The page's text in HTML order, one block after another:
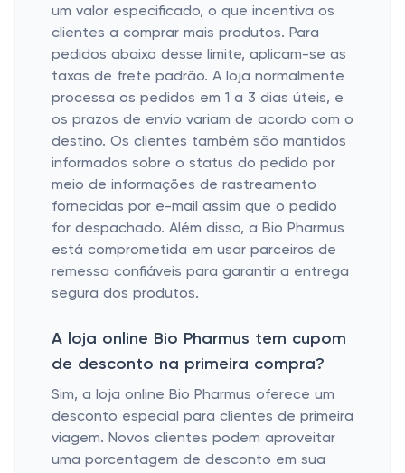
um valor especificado, o que incentiva os
clientes a comprar mais produtos. Para
pedidos abaixo desse limite, aplicam-se as
taxas de frete padrão. A loja normalmente
processa os pedidos em 1 a 3 dias úteis, e
os prazos de envio variam de acordo com o
destino. Os clientes também são mantidos
informados sobre o status do pedido por
meio de informações de rastreamento
fornecidas por e-mail assim que o pedido
for despachado. Além disso, a Bio Pharmus
está comprometida em usar parceiros de
remessa confiáveis ​​para garantir a entrega
segura dos produtos.
A loja online Bio Pharmus tem cupom
de desconto na primeira compra?
Sim, a loja online Bio Pharmus oferece um
desconto especial para clientes de primeira
viagem. Novos clientes podem aproveitar
uma porcentagem de desconto em sua